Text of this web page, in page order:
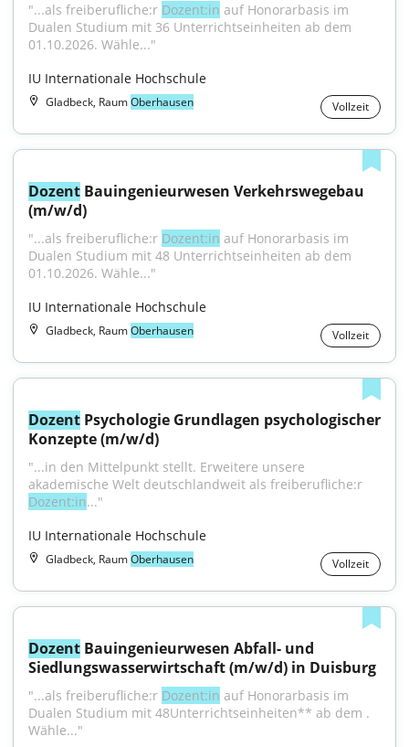
"...als freiberufliche:r Dozent:in auf Honorarbasis im
Dualen Studium mit 36 Unterrichtseinheiten ab dem
01.10.2026. Wähle..."
IU Internationale Hochschule
Gladbeck, RaumOberhausen Vollzeit
Dozent Bauingenieurwesen Verkehrswegebau
(m/w/d)
"...als freiberufliche:r Dozent:in auf Honorarbasis im
Dualen Studium mit 48 Unterrichtseinheiten ab dem
01.10.2026. Wähle..."
IU Internationale Hochschule
Gladbeck, RaumOberhausen Vollzeit
Dozent Psychologie Grundlagen psychologischer
Konzepte (m/w/d)
"...in den Mittelpunkt stellt. Erweitere unsere
Dozent:in..."
IU Internationale Hochschule
Gladbeck, RaumOberhausen Vollzeit
Dozent Bauingenieurwesen Abfall- und
Siedlungswasserwirtschaft (m/w/d) in Duisburg
"...als freiberufliche:r Dozent:in auf Honorarbasis im
Dualen Studium mit 48Unterrichtseinheiten** ab dem .
Wähle..."